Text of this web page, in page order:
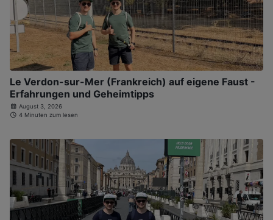
Le Verdon-sur-Mer (Frankreich) auf eigene Faust -
Erfahrungen und Geheimtipps
August 3, 2026
4 Minuten zum lesen